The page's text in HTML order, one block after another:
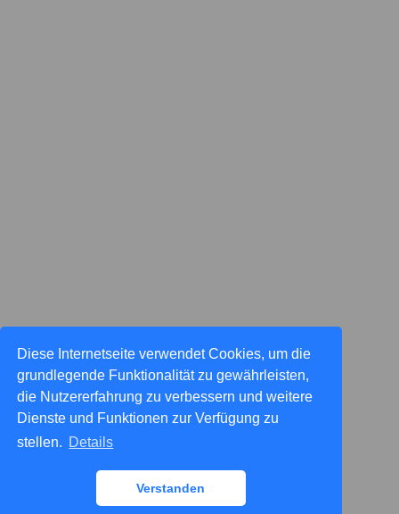
Diese Internetseite verwendet Cookies, um die
grundlegende Funktionalität zu gewährleisten,
die Nutzererfahrung zu verbessern und weitere
Dienste und Funktionen zur Verfügung zu
stellen. Details
Verstanden